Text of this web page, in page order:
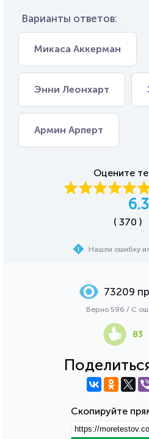
Варианты ответов:
Микаса Аккерман
Энни Леонхарт
Армин Арперт
Оцените
6.3
( 370 )
Нашли ошибку
Скопируйте
73209
Верно 596 / С
83